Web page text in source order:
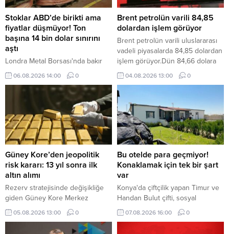
Stoklar ABD’de birikti ama
fiyatlar düşmüyor! Ton
başına 14 bin dolar sınırını
aştı
Londra Metal Borsası'nda bakır
fiyatları, ABD'deki stok artışına ve
tarife belirsizliklerine rağmen ton
başına 14 bin 178 dolara çıkarak
son 12 haftanın zirvesini gördü.
Şili'deki üretim kesintisi arz
endişelerini artırdı.
06.08.2026 14:00 0
Brent petrolün varili 84,85
dolardan işlem görüyor
Brent petrolün varili uluslararası
vadeli piyasalarda 84,85 dolardan
işlem görüyor.Dün 84,66 dolara
kadar yükselen Brent petrolün
ekim vadeli varil fiyatı, günü 83,77
dolardan tamamladı.
04.08.2026 13:00 0
Güney Kore’den jeopolitik
risk kararı: 13 yıl sonra ilk
altın alımı
Rezerv stratejisinde değişikliğe
giden Güney Kore Merkez
Bankası, 13 yıl aradan sonra altın
piyasasına dönüyor. Merkez
bankası, altın rezervlerini
05.08.2026 13:00 0
Bu otelde para geçmiyor!
Konaklamak için tek bir şart
var
Konya'da çiftçilik yapan Timur ve
Handan Bulut çifti, sosyal
medyada tanıştıkları aileleri "köy
oteli" adını verdikleri çiftlik evinde
07.08.2026 16:00 0